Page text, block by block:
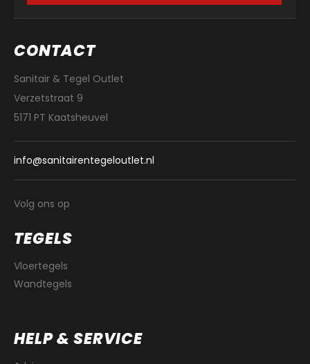
CONTACT
Sanitair & Tegel Outlet
Verzetstraat 9
5171 PT Kaatsheuvel
info@sanitairentegeloutlet.nl
Volg ons op
TEGELS
Vloertegels
Wandtegels
HELP & SERVICE